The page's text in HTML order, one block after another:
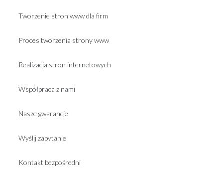
Tworzenie stron www dla firm
Proces tworzenia strony www
Realizacja stron internetowych
Współpraca z nami
Nasze gwarancje
Wyślij zapytanie
Kontakt bezpośredni